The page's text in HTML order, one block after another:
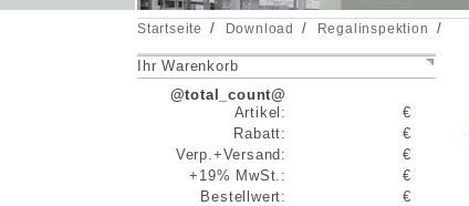
Startseite / Download / Regalinspektion /
Ihr Warenkorb
@total_count@
Artikel:
€
Rabatt:
€
Verp.+Versand:
€
+19% MwSt.:
€
Bestellwert:
€